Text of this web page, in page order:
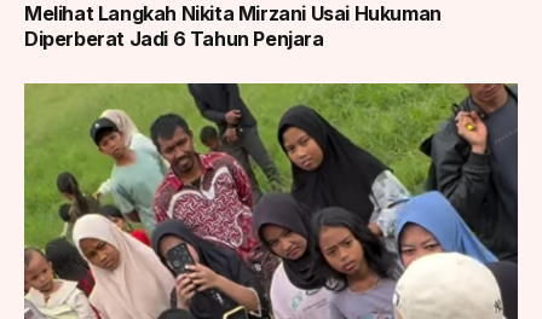
Melihat Langkah Nikita Mirzani Usai Hukuman
Diperberat Jadi 6 Tahun Penjara